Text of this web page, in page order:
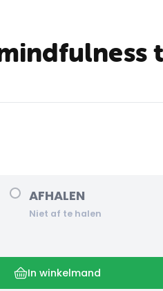
AFHALEN
Niet af te halen
In winkelmand